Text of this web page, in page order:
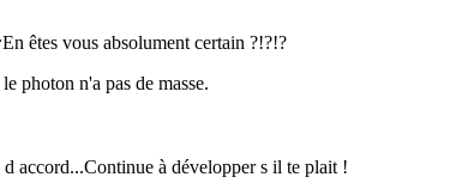
En êtes vous absolument certain ?!?!?
photon n'a pas de masse.
accord...Continue à développer s il te plait !